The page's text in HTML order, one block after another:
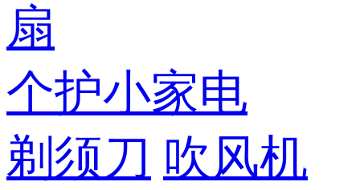
扇
个护小家电
剃须刀 吹风机